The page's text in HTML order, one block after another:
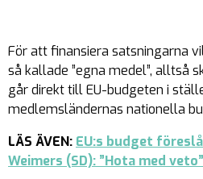
För att finansiera satsningarna
så kallade ”egna medel”, alltså
går direkt till EU-budgeten i
medlemsländernas nationella
LÄS ÄVEN: EU:s budget
Weimers (SD): ”Hota med veto”